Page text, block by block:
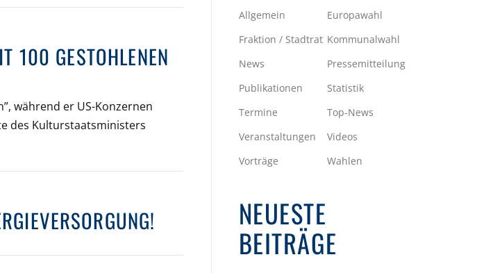
100 GESTOHLENEN
während er US-Konzernen
des Kulturstaatsministers
Allgemein
Europawahl
Fraktion / Stadtrat Kommunalwahl
News
Pressemitteilung
Publikationen
Statistik
Termine
Top-News
Veranstaltungen
Videos
Vorträge
Wahlen
NEUESTE
BEITRÄGE